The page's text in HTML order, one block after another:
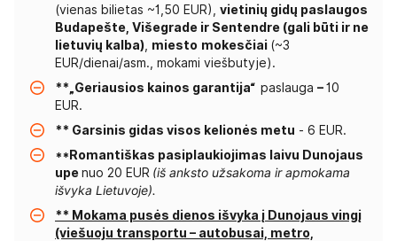
(vienas bilietas ~1,50 EUR), vietinių gidų paslaugos
Budapešte, Višegrade ir Sentendre (gali būti ir ne
lietuvių kalba) miesto mokesčiai (~3
EUR/dienai/asm., mokami viešbutyje).
**„Geriausios kainos garantija“ paslauga –10
EUR.
** Garsinis gidas visos kelionės metu - 6 EUR.
**Romantiškas pasiplaukiojimas laivu Dunojaus
upenuo 20 EUR (iš anksto užsakoma ir apmokama
išvyka Lietuvoje).
** M okama pusės dienos išvyka į Dunojaus vingį
(viešuoju transportu – autobusai, metro,